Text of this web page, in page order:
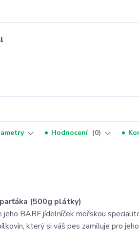
Hodnocení 0
(500g plátky)
BARF jídelníček mořskou
který si váš pes zamiluje pro